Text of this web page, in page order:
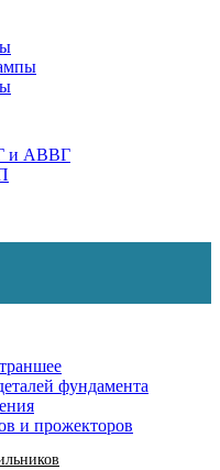
и АВВГ
фундамента
и прожекторов